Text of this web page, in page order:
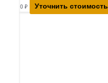
0 ₽ Уточнить стоимость